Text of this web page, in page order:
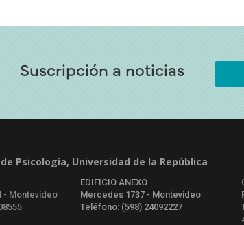
Suscripción a noticias
Psicología, Universidad de la República
- Montevideo
EDIFICIO ANEXO
Mercedes 1737 - Montevideo
Teléfono: (598) 24092227